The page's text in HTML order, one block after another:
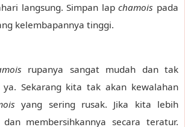
langsung. Simpan lapchamois pada
kelembapannya tinggi.
rupanya sangat mudah dan tak
Sekarang kita tak akan kewalahan
yang sering rusak. Jika kita lebih
membersihkannya secara teratur.